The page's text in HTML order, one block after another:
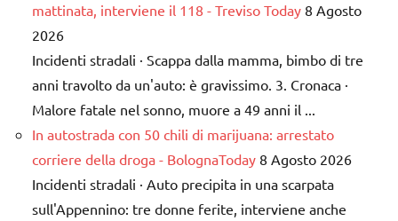
mattinata, interviene il 118 - Treviso Today 8 Agosto
2026
Incidenti stradali · Scappa dalla mamma, bimbo di tre
anni travolto da un'auto: è gravissimo. 3. Cronaca ·
Malore fatale nel sonno, muore a 49 anni il ...
In autostrada con 50 chili di marijuana: arrestato
corriere della droga - BolognaToday 8 Agosto 2026
Incidenti stradali · Auto precipita in una scarpata
sull'Appennino: tre donne ferite, interviene anche